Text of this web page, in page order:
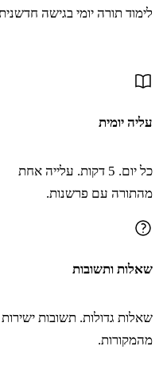
לימוד תורה יומי בגישה
עליה יומית
כל יום. 5 דקות. עלייה אחת
מהתורה עם פרשנות.
שאלות ותשובות
שאלות גדולות. תשובות ישירות
מהמקורות.